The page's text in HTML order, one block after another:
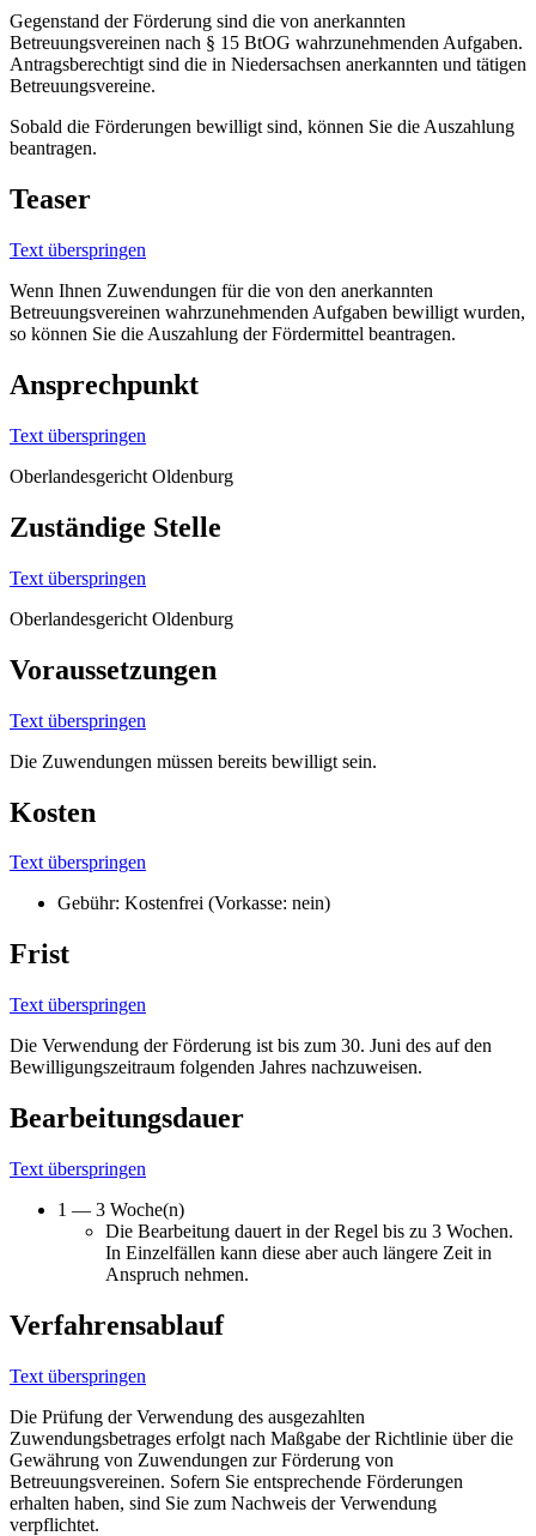
Gegenstand der Förderung sind die von anerkannten
Betreuungsvereinen nach § 15 BtOG wahrzunehmenden Aufgaben.
Antragsberechtigt sind die in Niedersachsen anerkannten und tätigen
Betreuungsvereine.
Sobald die Förderungen bewilligt sind, können Sie die Auszahlung
beantragen.
Teaser
Text überspringen
Wenn Ihnen Zuwendungen für die von den anerkannten
Betreuungsvereinen wahrzunehmenden Aufgaben bewilligt wurden,
so können Sie die Auszahlung der Fördermittel beantragen.
Ansprechpunkt
Text überspringen
Oberlandesgericht Oldenburg
Zuständige Stelle
Text überspringen
Oberlandesgericht Oldenburg
Voraussetzungen
Text überspringen
Die Zuwendungen müssen bereits bewilligt sein.
Kosten
Text überspringen
Gebühr: Kostenfrei (Vorkasse: nein)
Frist
Text überspringen
Die Verwendung der Förderung ist bis zum 30. Juni des auf den
Bewilligungszeitraum folgenden Jahres nachzuweisen.
Bearbeitungsdauer
Text überspringen
1 — 3 Woche(n)
Die Bearbeitung dauert in der Regel bis zu 3 Wochen.
In Einzelfällen kann diese aber auch längere Zeit in
Anspruch nehmen.
Verfahrensablauf
Text überspringen
Die Prüfung der Verwendung des ausgezahlten
Zuwendungsbetrages erfolgt nach Maßgabe der Richtlinie über die
Gewährung von Zuwendungen zur Förderung von
Betreuungsvereinen. Sofern Sie entsprechende Förderungen
erhalten haben, sind Sie zum Nachweis der Verwendung
verpflichtet.